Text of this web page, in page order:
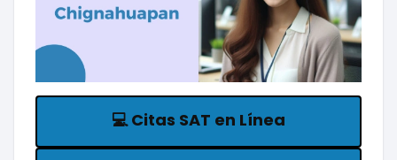
💻Citas SAT en Línea